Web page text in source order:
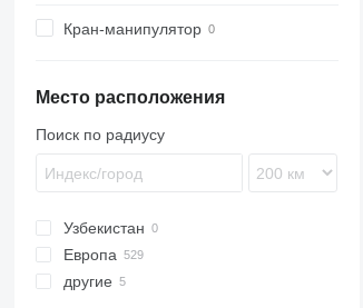
TKS
SKM 18
SNCO 24
SW 24
SGF
SKO
SPR
Кран-манипулятор
Место расположения
Поиск по радиусу
Узбекистан
Европа
Германия
другие